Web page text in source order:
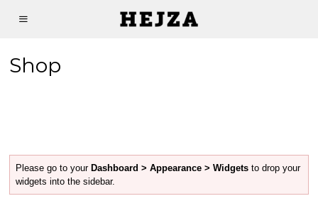
Shop
Please go to your Dashboard > Appearance > Widgets to drop your
widgets into the sidebar.